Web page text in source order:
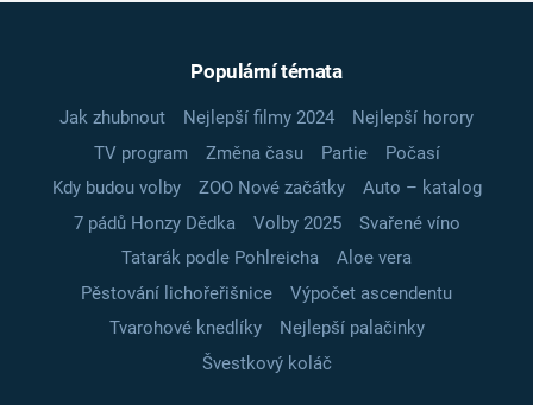
Populární témata
Jak zhubnout Nejlepší filmy 2024
Nejlepší horory
TV program
Změna času Partie
Počasí
Kdy budou volby
ZOO Nové začátky
Auto – katalog
7 pádů Honzy Dědka
Volby 2025
Svařené víno
Tatarák podle Pohlreicha
Aloe vera
Pěstování lichořeřišnice
Výpočet ascendentu
Tvarohové knedlíky
Nejlepší palačinky
Švestkový koláč